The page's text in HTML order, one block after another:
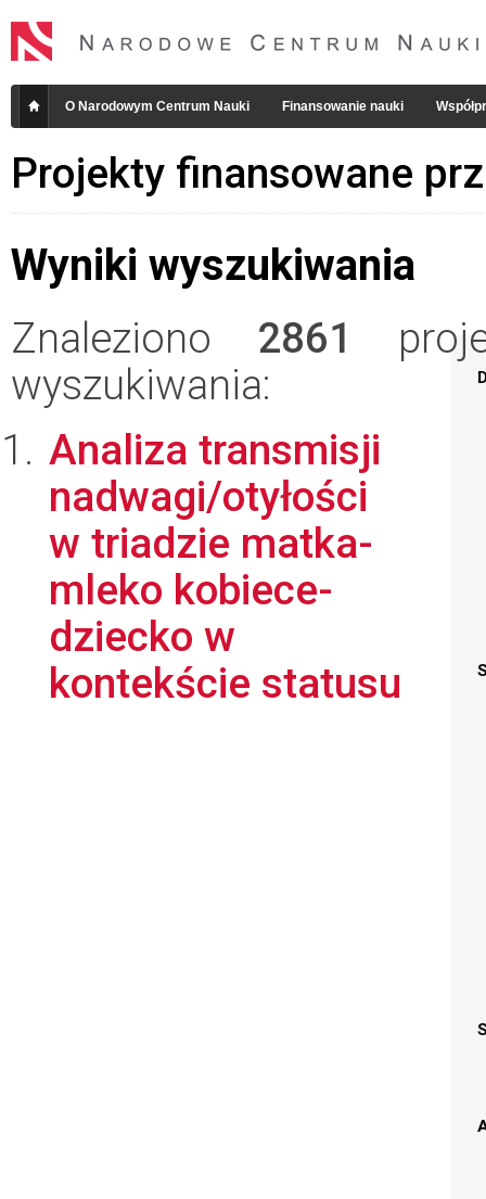
O Narodowym Centrum Nauki Finansowanie nauki
Projekty finansowane
Wyniki wyszukiwania
Znaleziono 2861
wyszukiwania:
Analiza transmisji
nadwagi/otyłości
w triadzie matka-
mleko kobiece-
dziecko w
kontekście statusu